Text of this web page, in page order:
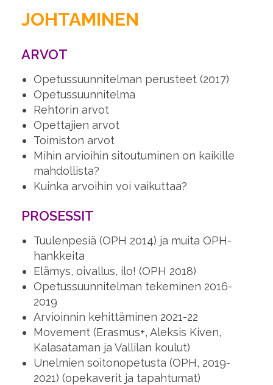
JOHTAMINEN
ARVOT
Opetussuunnitelman perusteet (2017)
Opetussuunnitelma
Rehtorin arvot
Opettajien arvot
Toimiston arvot
Mihin arvioihin sitoutuminen on kaikille
mahdollista?
Kuinka arvoihin voi vaikuttaa?
PROSESSIT
Tuulenpesiä (OPH 2014) ja muita OPH-
hankkeita
Elämys, oivallus, ilo! (OPH 2018)
Opetussuunnitelman tekeminen 2016-
2019
Arvioinnin kehittäminen 2021-22
Movement (Erasmus+, Aleksis Kiven,
Kalasataman ja Vallilan koulut)
Unelmien soitonopetusta (OPH, 2019-
2021) (opekaverit ja tapahtumat)